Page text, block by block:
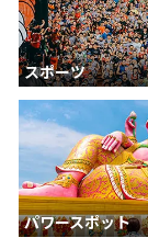
スポーツ
パワースポット